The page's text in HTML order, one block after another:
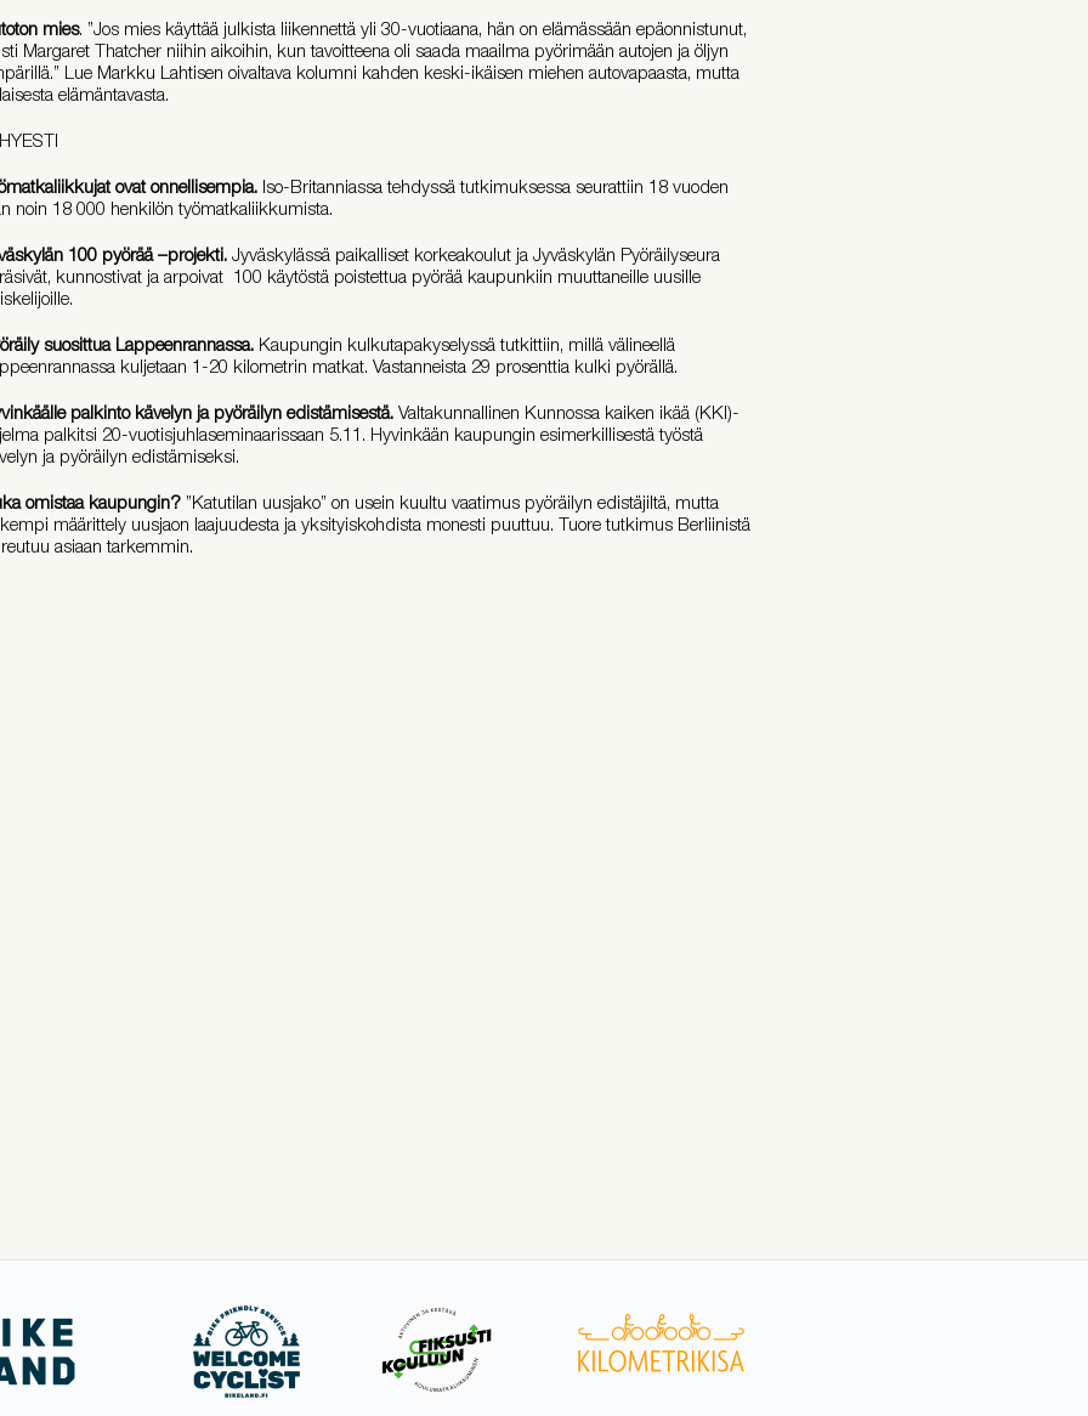
mies. ”Jos mies käyttää julkista liikennettä yli 30-vuotiaana, hän on elämässään epäonnistunut,
Margaret Thatcher niihin aikoihin, kun tavoitteena oli saada maailma pyörimään autojen ja öljyn
Lue Markku Lahtisen oivaltava kolumni kahden keski-ikäisen miehen autovapaasta, mutta
elämäntavasta.
ovat onnellisempia. Iso-Britanniassa tehdyssä tutkimuksessa seurattiin 18 vuoden
noin 18 000 henkilön työmatkaliikkumista.
100 pyörää –projekti. Jyväskylässä paikalliset korkeakoulut ja Jyväskylän Pyöräilyseura
kunnostivat ja arpoivat 100 käytöstä poistettua pyörää kaupunkiin muuttaneille uusille
suosittua Lappeenrannassa. Kaupungin kulkutapakyselyssä tutkittiin, millä välineellä
kuljetaan 1-20 kilometrin matkat. Vastanneista 29 prosenttia kulki pyörällä.
palkinto kävelyn ja pyöräilyn edistämisestä. Valtakunnallinen Kunnossa kaiken ikää (KKI)-
palkitsi 20-vuotisjuhlaseminaarissaan 5.11. Hyvinkään kaupungin esimerkillisestä työstä
ja pyöräilyn edistämiseksi.
omistaa kaupungin? ”Katutilan uusjako” on usein kuultu vaatimus pyöräilyn edistäjiltä, mutta
määrittely uusjaon laajuudesta ja yksityiskohdista monesti puuttuu. Tuore tutkimus Berliinistä
asiaan tarkemmin.